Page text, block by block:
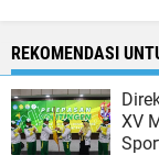
REKOMENDASI
XV